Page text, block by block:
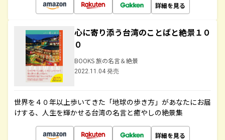
詳細を見る
心に寄り添う台湾のことばと絶景１０
０
BOOKS 旅の名言＆絶景
2022.11.04 発売
世界を４０年以上歩いてきた「地球の歩き方」があなたにお届
けする、人生を輝かせる台湾の名言と癒やしの絶景集
詳細を見る